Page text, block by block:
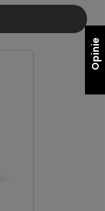
Opinie